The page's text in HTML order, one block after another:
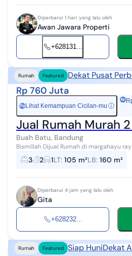
Diperbarui 1 hari yang lalu oleh
Awan Jawara Properti
+628131...
Rumah Featured Dekat Pusat
Rp 760 Juta
RpLihat Kemampuan Cicilan-mu ⓘ
Jual Rumah Murah
Buah Batu, Bandung
Bismillah Dijual Rumah di margahayu raya soekarno hata Dengan
spesifikasi luas tanah 105 m² luas bangunan 160 m² kamar tidur 3
kamar mandi 2 a...
3 2 1LT: 105 m²LB: 160 m²
Diperbarui 4 jam yang lalu oleh
Gita
+628232...
Rumah Featured Siap HuniDekat